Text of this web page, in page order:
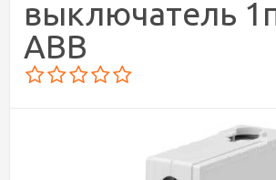
выключатель
ABB